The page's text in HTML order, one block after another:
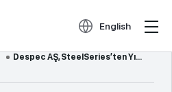
English
Despec AŞ, SteelSeries’ten Yıl...